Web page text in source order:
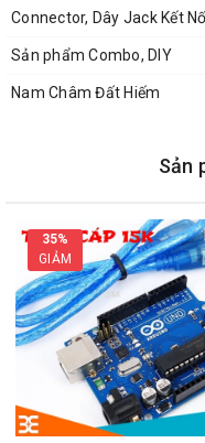
Điều khiển: Arduino,
Sơ đồ chân
DI (Data In): Chân dữ
Connector, Dây Jack Kết
Sản phẩm Combo, DIY
Nam Châm Đất Hiếm
Sản
35%
GIẢM